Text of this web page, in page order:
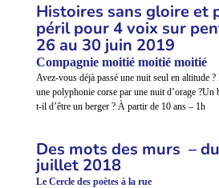
Histoires sans gloire et
péril pour 4 voix sur
26 au 30 juin 2019
Compagnie moitié moitié moitié
Avez-vous déjà passé une nuit seul en altitude
une polyphonie corse par une nuit d’orage ?Un
t-il d’être un berger ? À partir de 10 ans – 1h
Des mots des murs –
juillet 2018
Le Cercle des poètes à la rue